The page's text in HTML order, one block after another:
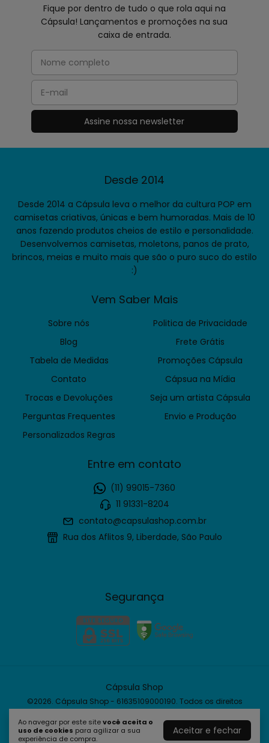
Ao navegar por este sitevocê aceita o
uso de cookies para agilizar a sua
experiência de compra.
Aceitar e fechar
Fique por dentro de tudo o que rola aqui na
Cápsula! Lançamentos e promoções na sua
caixa de entrada.
Desde 2014
Desde 2014 a Cápsula leva o melhor da cultura POP em
camisetas criativas, únicas e bem humoradas. Mais de 10
anos fazendo produtos cheios de estilo e personalidade.
Desenvolvemos camisetas, moletons, panos de prato,
brincos, meias e muito mais que são o puro suco do estilo
:)
Vem Saber Mais
Sobre nós
Blog
Tabela de Medidas
Contato
Trocas e Devoluções
Perguntas Frequentes
Personalizados Regras
Politica de Privacidade
Frete Grátis
Promoções Cápsula
Cápsua na Mídia
Seja um artista Cápsula
Envio e Produção
Entre em contato
(11) 99015-7360
11 91331-8204
contato@capsulashop.com.br
Rua dos Aflitos 9, Liberdade, São Paulo
Segurança
Cápsula Shop
©2026. Cápsula Shop - 61635109000190. Todos os direitos
reservados.